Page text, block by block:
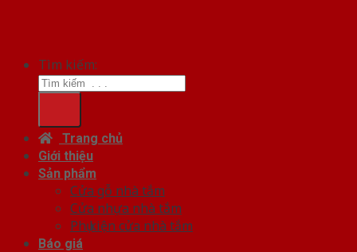
Tìm kiếm:
Trang chủ
Giới thiệu
Sản phẩm
Cửa gỗ nhà tắm
Cửa nhựa nhà tắm
Phụ kiện cửa nhà tắm
Báo giá